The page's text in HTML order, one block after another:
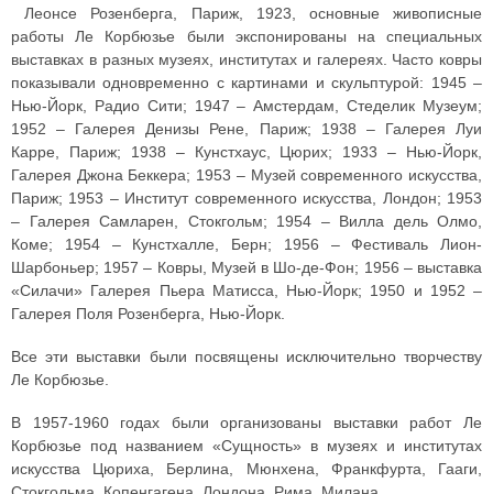
Леонсе Розенберга, Париж, 1923, основные живописные
работы Ле Корбюзье были экспонированы на специальных
выставках в разных музеях, институтах и галереях. Часто ковры
показывали одновременно с картинами и скульптурой: 1945 –
Нью-Йорк, Радио Сити; 1947 – Амстердам, Стеделик Музеум;
1952 – Галерея Денизы Рене, Париж; 1938 – Галерея Луи
Карре, Париж; 1938 – Кунстхаус, Цюрих; 1933 – Нью-Йорк,
Галерея Джона Беккера; 1953 – Музей современного искусства,
Париж; 1953 – Институт современного искусства, Лондон; 1953
– Галерея Самларен, Стокгольм; 1954 – Вилла дель Олмо,
Коме; 1954 – Кунстхалле, Берн; 1956 – Фестиваль Лион-
Шарбоньер; 1957 – Ковры, Музей в Шо-де-Фон; 1956 – выставка
«Силачи» Галерея Пьера Матисса, Нью-Йорк; 1950 и 1952 –
Галерея Поля Розенберга, Нью-Йорк.
Все эти выставки были посвящены исключительно творчеству
Ле Корбюзье.
В 1957-1960 годах были организованы выставки работ Ле
Корбюзье под названием «Сущность» в музеях и институтах
искусства Цюриха, Берлина, Мюнхена, Франкфурта, Гааги,